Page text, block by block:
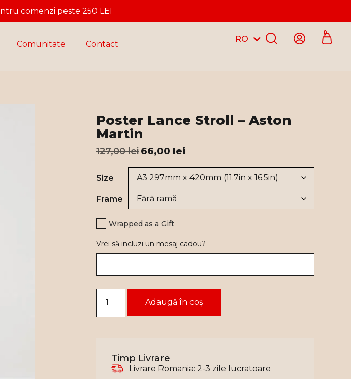
comenzi peste 250 LEI
Comunitate Contact
RO
EN
0
Poster Lance Stroll – Aston
Martin
127,00lei 66,00 lei
Size
Frame
Wrapped as a Gift
Vrei să incluzi un mesaj cadou?
Adaugă în coș
Timp Livrare
Livrare Romania: 2-3 zile lucratoare